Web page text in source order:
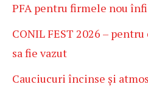
PFA pentru firmele nou
CONIL FEST 2026 –
sa fie vazut
Cauciucuri încinse și